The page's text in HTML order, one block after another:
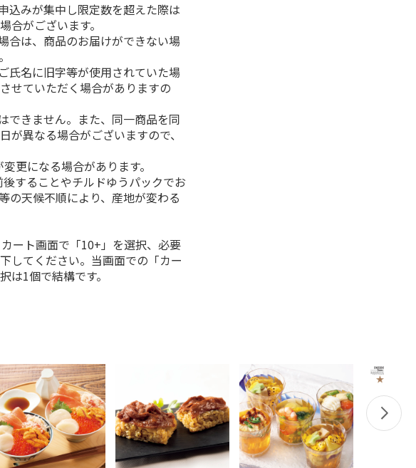
みが集中し限定数を超えた際は
合がございます。
合は、商品のお届けができない場
氏名に旧字等が使用されていた場
せていただく場合がありますの
できません。また、同一商品を同
が異なる場合がございますので、
更になる場合があります。
することやチルドゆうパックでお
の天候不順により、産地が変わる
ート画面で「10+」を選択、必要
してください。当画面での「カー
は1個で結構です。